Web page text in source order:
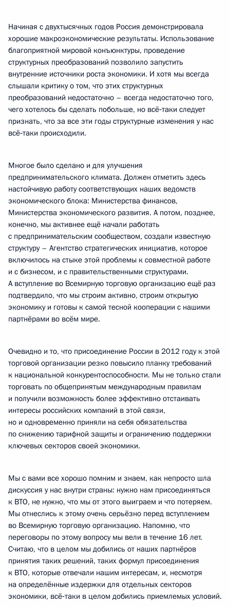
Начиная с двухтысячных годов Россия демонстрировала
хорошие макроэкономические результаты. Использование
благоприятной мировой конъюнктуры, проведение
структурных преобразований позволило запустить
внутренние источники роста экономики. И хотя мы всегда
слышали критику о том, что этих структурных
преобразований недостаточно – всегда недостаточно того,
чего хотелось бы сделать побольше, но всё‑таки следует
признать, что за все эти годы структурные изменения у нас
всё‑таки происходили.
Многое было сделано и для улучшения
предпринимательского климата. Должен отметить здесь
настойчивую работу соответствующих наших ведомств
экономического блока: Министерства финансов,
Министерства экономического развития. А потом, позднее,
конечно, мы активнее ещё начали работать
с предпринимательским сообществом, создали известную
структуру – Агентство стратегических инициатив, которое
включилось на стыке этой проблемы к совместной работе
и с бизнесом, и с правительственными структурами.
А вступление во Всемирную торговую организацию ещё раз
подтвердило, что мы строим активно, строим открытую
экономику и готовы к самой тесной кооперации с нашими
партнёрами во всём мире.
Очевидно и то, что присоединение России в 2012 году к этой
торговой организации резко повысило планку требований
к национальной конкурентоспособности. Мы не только стали
торговать по общепринятым международным правилам
и получили возможность более эффективно отстаивать
интересы российских компаний в этой связи,
но и одновременно приняли на себя обязательства
по снижению тарифной защиты и ограничению поддержки
ключевых секторов своей экономики.
Мы с вами все хорошо помним и знаем, как непросто шла
дискуссия у нас внутри страны: нужно нам присоединяться
к ВТО, не нужно, что мы от этого выиграем и что потеряем.
Мы отнеслись к этому очень серьёзно перед вступлением
во Всемирную торговую организацию. Напомню, что
переговоры по этому вопросу мы вели в течение 16 лет.
Считаю, что в целом мы добились от наших партнёров
принятия таких решений, таких формул присоединения
к ВТО, которые отвечали нашим интересам, и, несмотря
на определённые издержки для отдельных секторов
экономики, всё‑таки в целом добились приемлемых условий.